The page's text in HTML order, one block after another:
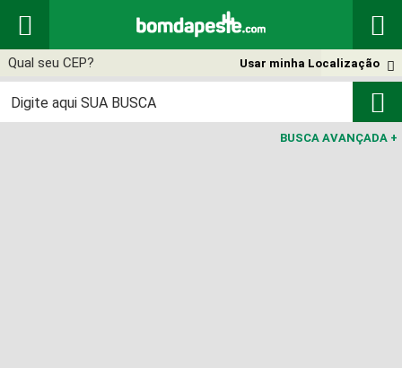
 

Usar minha Localização

BUSCA AVANÇADA +